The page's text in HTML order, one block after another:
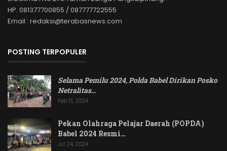
HP. 081377700855 / 087777722555
Email : redaksi@terabasnews.com
POSTING TERPOPULER
Selama Pemilu 2024, Polda Babel Dirikan Posko
Netralitas…
Feb 13, 2024
Pekan Olahraga Pelajar Daerah (POPDA)
Babel 2024 Resmi…
Jul 24, 2024